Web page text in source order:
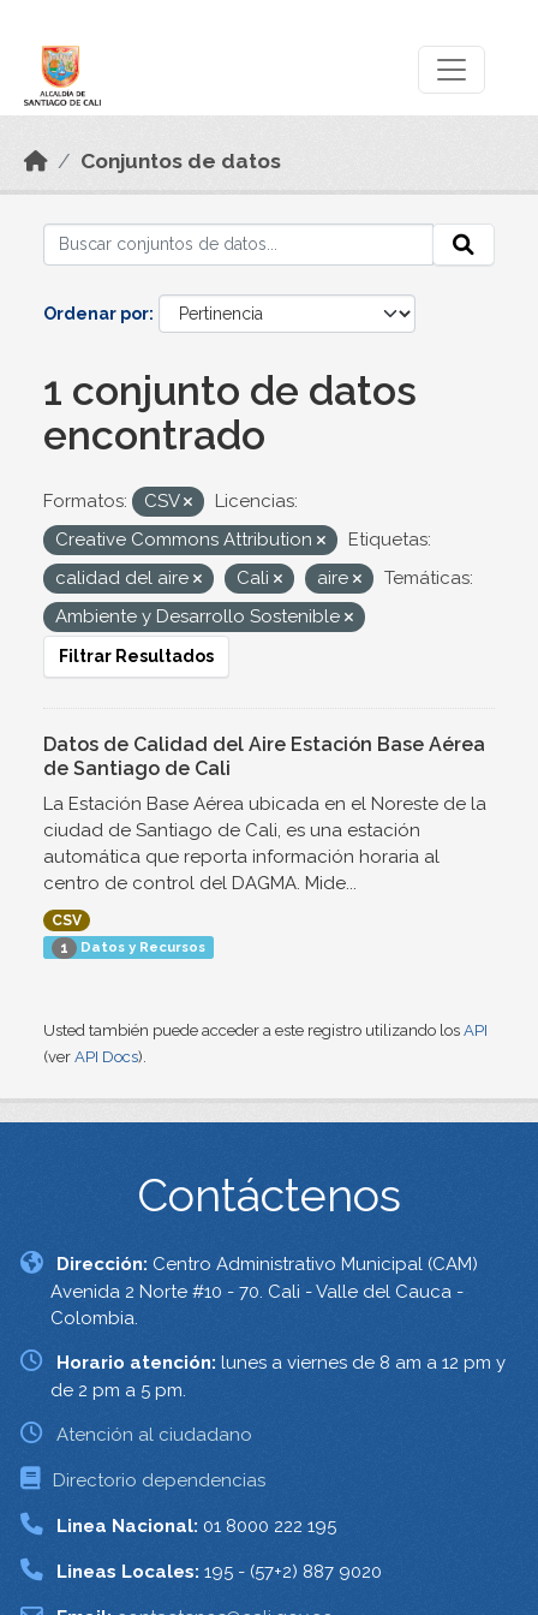
Conjuntos de datos
Ordenar por
1 conjunto de datos
encontrado
Formatos: CSV
Licencias:
Creative Commons Attribution
Etiquetas:
calidad del aire
Cali aire
Temáticas:
Ambiente y Desarrollo Sostenible
Filtrar Resultados
Datos de Calidad del Aire Estación Base Aérea
de Santiago de Cali
La Estación Base Aérea ubicada en el Noreste de la
ciudad de Santiago de Cali, es una estación
automática que reporta información horaria al
centro de control del DAGMA. Mide...
CSV
1 Datos y Recursos
Usted también puede acceder a este registro utilizando los API
(ver API Docs).
Contáctenos
Dirección: Centro Administrativo Municipal (CAM)
Avenida 2 Norte #10 - 70. Cali - Valle del Cauca -
Colombia.
Horario atención: lunes a viernes de 8 am a 12 pm y
de 2 pm a 5 pm.
Atención al ciudadano
Directorio dependencias
Linea Nacional: 01 8000 222 195
Lineas Locales: 195 - (57+2) 887 9020